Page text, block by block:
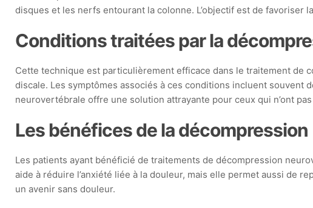
disques et les nerfs entourant la colonne. L’objectif est de favoriser
Conditions traitées par la
Cette technique est particulièrement efficace dans le traitement de
discale. Les symptômes associés à ces conditions incluent souvent
neurovertébrale offre une solution attrayante pour ceux qui n’ont
Les bénéfices de la décompression
Les patients ayant bénéficié de traitements de décompression
aide à réduire l’anxiété liée à la douleur, mais elle permet aussi de
un avenir sans douleur.